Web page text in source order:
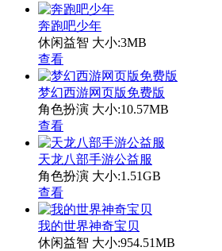
奔跑吧少年
休闲益智 大小:3MB
查看
梦幻西游网页版免费版
角色扮演 大小:10.57MB
查看
天龙八部手游公益服
角色扮演 大小:1.51GB
查看
我的世界神奇宝贝
休闲益智 大小:954.51MB